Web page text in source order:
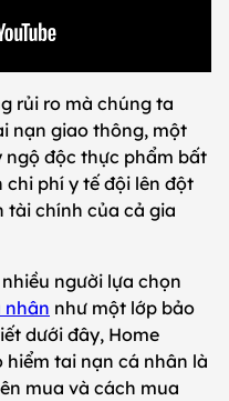
rủi ro mà chúng ta
nạn giao thông, một
độc thực phẩm bất
phí y tế đội lên đột
tài chính của cả gia
người lựa chọn
nhân như một lớp bảo
dưới đây, Home
hiểm tai nạn cá nhân là
mua và cách mua